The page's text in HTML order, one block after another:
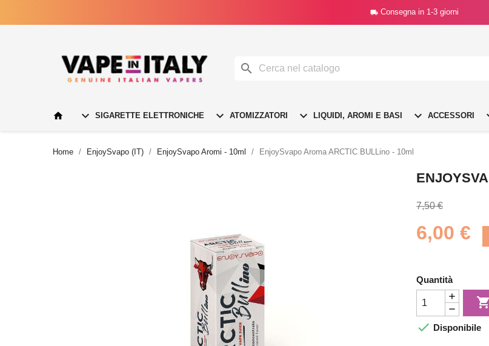
 Consegna in 1-3 giorni

  SIGARETTE ELETTRONICHE  ATOMIZZATORI  LIQUIDI, AROMI E BASI  ACCESSORI
Home EnjoySvapo (IT) EnjoySvapo Aromi - 10ml EnjoySvapo Aroma ARCTIC BULLino - 10ml
7,50 €
6,00 €
Quantità

 Disponibile